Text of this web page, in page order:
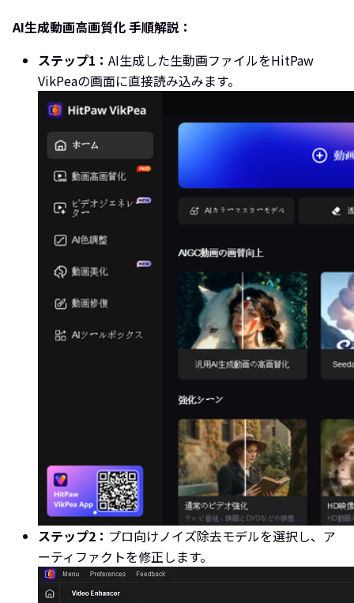
AI生成動画高画質化 手順解説：
ステップ1： AI生成した生動画ファイルをHitPaw
VikPeaの画面に直接読み込みます。
ステップ2： プロ向けノイズ除去モデルを選択し、ア
ーティファクトを修正します。